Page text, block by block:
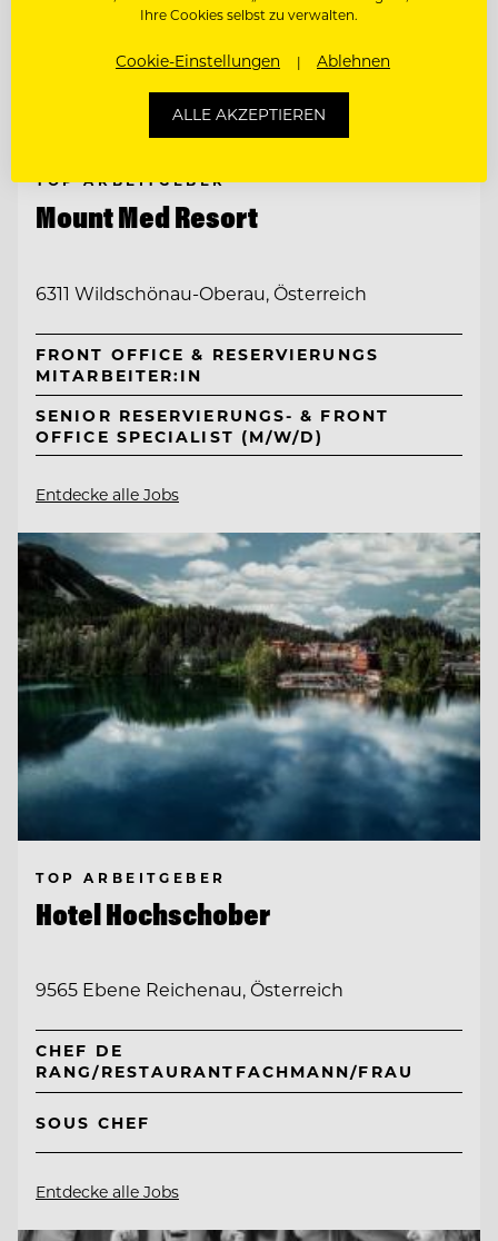
TOP ARBEITGEBER
Mount Med Resort
6311 Wildschönau-Oberau, Österreich
FRONT OFFICE & RESERVIERUNGS
MITARBEITER:IN
SENIOR RESERVIERUNGS- & FRONT
OFFICE SPECIALIST (M/W/D)
Entdecke alle Jobs
TOP ARBEITGEBER
Hotel Hochschober
9565 Ebene Reichenau, Österreich
CHEF DE
RANG/RESTAURANTFACHMANN/FRAU
SOUS CHEF
Entdecke alle Jobs
Ihre Cookies selbst zu verwalten.
Cookie-Einstellungen Ablehnen
ALLE AKZEPTIEREN